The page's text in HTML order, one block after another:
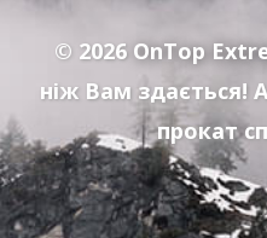
© 2026 OnTop
ніж Вам здається!
прокат